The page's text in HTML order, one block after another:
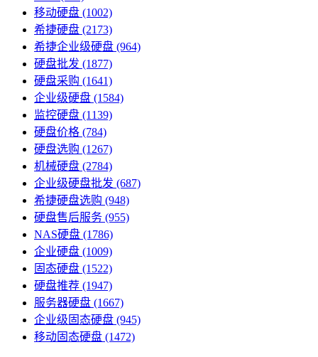
移动硬盘 (1002)
希捷硬盘 (2173)
希捷企业级硬盘 (964)
硬盘批发 (1877)
硬盘采购 (1641)
企业级硬盘 (1584)
监控硬盘 (1139)
硬盘价格 (784)
硬盘选购 (1267)
机械硬盘 (2784)
企业级硬盘批发 (687)
希捷硬盘选购 (948)
硬盘售后服务 (955)
NAS硬盘 (1786)
企业硬盘 (1009)
固态硬盘 (1522)
硬盘推荐 (1947)
服务器硬盘 (1667)
企业级固态硬盘 (945)
移动固态硬盘 (1472)